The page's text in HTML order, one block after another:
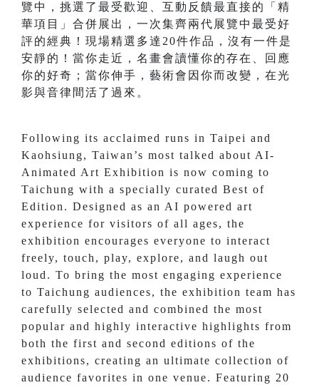
覽中，挑選了最受歡迎、互動反饋最直接的「精
華項目」合併展出，一次集齊兩代展覽中最受好
評的經典！現場精選多達20件作品，沒有一件是
安靜的！當你走近，名畫會讀懂你的存在、回應
你的好奇；當你伸手，藝術會因你而改變，在光
影與音律間活了過來。
Following its acclaimed runs in Taipei and
Kaohsiung, Taiwan’s most talked about AI-
Animated Art Exhibition is now coming to
Taichung with a specially curated Best of
Edition. Designed as an AI powered art
experience for visitors of all ages, the
exhibition encourages everyone to interact
freely, touch, play, explore, and laugh out
loud. To bring the most engaging experience
to Taichung audiences, the exhibition team has
carefully selected and combined the most
popular and highly interactive highlights from
both the first and second editions of the
exhibitions, creating an ultimate collection of
audience favorites in one venue. Featuring 20